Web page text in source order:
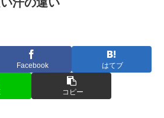
Facebook はてブ
コピー